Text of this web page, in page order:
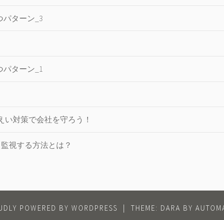
パターン_3
ターン_1
対策で会社を守ろう！
視する方法とは？
POWERED BY WORDPRESS | THEME: DARA BY